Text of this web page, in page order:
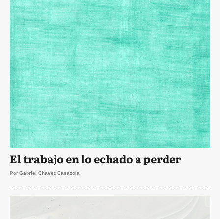
El trabajo en lo echado a perder
Por Gabriel Chávez Casazola